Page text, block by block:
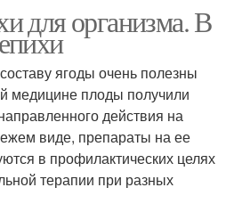
для организма. В
ягоды очень полезны
медицине плоды получили
действия на
виде, препараты на ее
в профилактических целях
терапии при разных